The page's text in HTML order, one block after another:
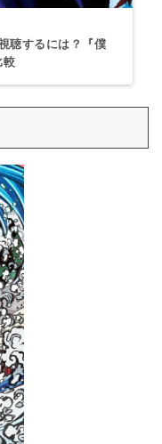
聴するには？『僕
較